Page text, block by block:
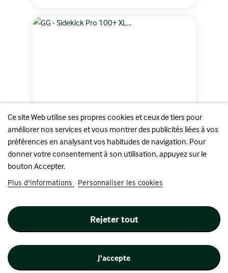
Ce site Web utilise ses propres cookies et ceux de tiers pour
améliorer nos services et vous montrer des publicités liées à vos
préférences en analysant vos habitudes de navigation. Pour
donner votre consentement à son utilisation, appuyez sur le
bouton Accepter.
Plus d'informations Personnaliser les cookies
Rejeter tout
J'accepte